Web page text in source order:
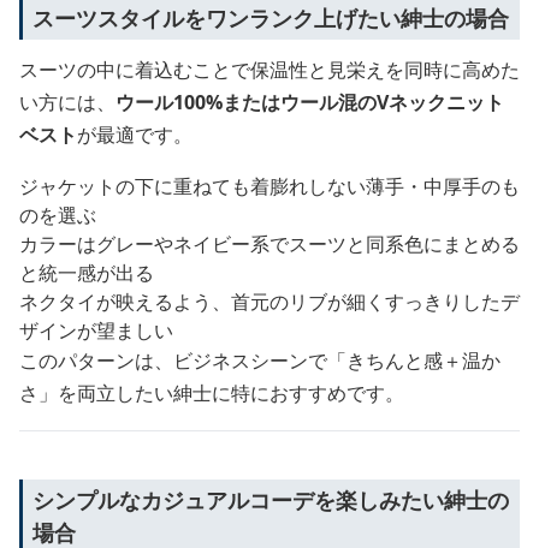
スーツスタイルをワンランク上げたい紳士の場合
スーツの中に着込むことで保温性と見栄えを同時に高めた
い方には、 ウール100%またはウール混のVネックニット
ベストが最適です。
ジャケットの下に重ねても着膨れしない薄手・中厚手のも
のを選ぶ
カラーはグレーやネイビー系でスーツと同系色にまとめる
と統一感が出る
ネクタイが映えるよう、首元のリブが細くすっきりしたデ
ザインが望ましい
このパターンは、ビジネスシーンで「きちんと感＋温か
さ」を両立したい紳士に特におすすめです。
シンプルなカジュアルコーデを楽しみたい紳士の
場合